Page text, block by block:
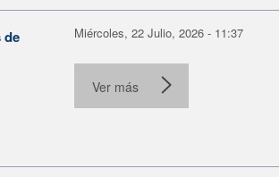
de
Miércoles, 22 Julio, 2026 - 11:37
Ver más